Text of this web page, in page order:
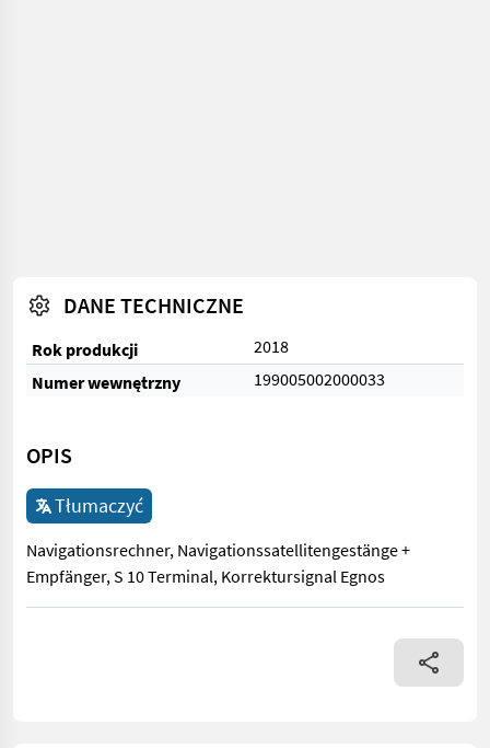
DANE TECHNICZNE
Rok produkcji
2018
Numer wewnętrzny
199005002000033
OPIS
Tłumaczyć
Navigationsrechner, Navigationssatellitengestänge +
Empfänger, S 10 Terminal, Korrektursignal Egnos
Navigationsrechner, Navigationssatellitengestänge +